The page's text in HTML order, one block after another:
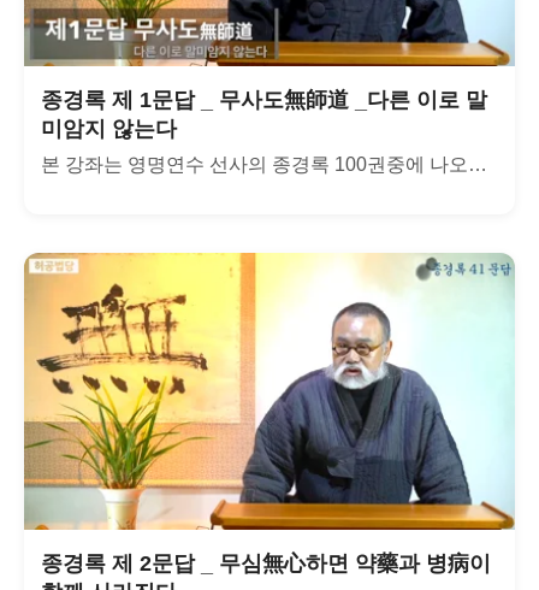
종경록 제 1문답 _ 무사도無師道 _다른 이로 말
미암지 않는다
본 강좌는 영명연수 선사의 종경록 100권중에 나오는 300문...
종경록 제 2문답 _ 무심無心하면 약藥과 병病이